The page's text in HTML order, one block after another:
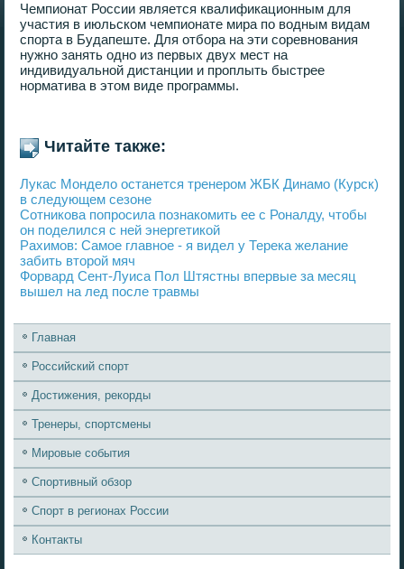
Чемпионат России является квалификационным для
участия в июльском чемпионате мира по водным видам
спорта в Будапеште. Для отбора на эти соревнования
нужно занять одно из первых двух мест на
индивидуальной дистанции и проплыть быстрее
норматива в этом виде программы.
Читайте также:
Лукас Мондело останется тренером ЖБК Динамо (Курск)
в следующем сезоне
Сотникова попросила познакомить ее с Роналду, чтобы
он поделился с ней энергетикой
Рахимов: Самое главное - я видел у Терека желание
забить второй мяч
Форвард Сент-Луиса Пол Штястны впервые за месяц
вышел на лед после травмы
Главная
Российский спорт
Достижения, рекорды
Тренеры, спортсмены
Мировые события
Спортивный обзор
Спорт в регионах России
Контакты